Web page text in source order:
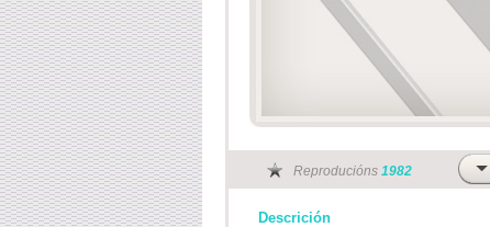
Reproducións 1982
Descrición